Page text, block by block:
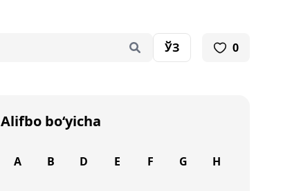
ЎЗ 0
Alifbo bo‘yicha
A B D E F G H